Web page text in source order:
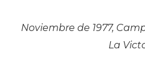
Noviembre de 1977,
La